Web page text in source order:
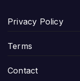
Privacy Policy
Terms
Contact